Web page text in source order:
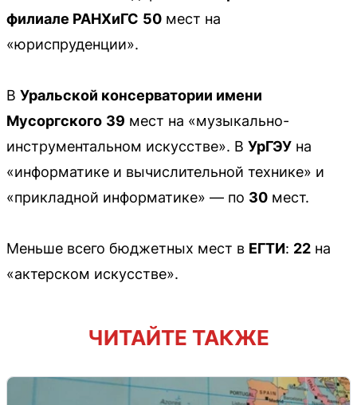
филиале РАНХиГС 50 мест на
«юриспруденции».
В Уральской консерватории имени
Мусоргского 39 мест на «музыкально-
инструментальном искусстве». В УрГЭУ на
«информатике и вычислительной технике» и
«прикладной информатике» — по 30 мест.
Меньше всего бюджетных мест в ЕГТИ: 22 на
«актерском искусстве».
ЧИТАЙТЕ ТАКЖЕ